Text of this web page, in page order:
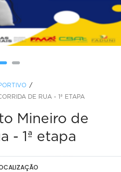
DE RUA - 1ª ETAPA
Mineiro de
- 1ª etapa